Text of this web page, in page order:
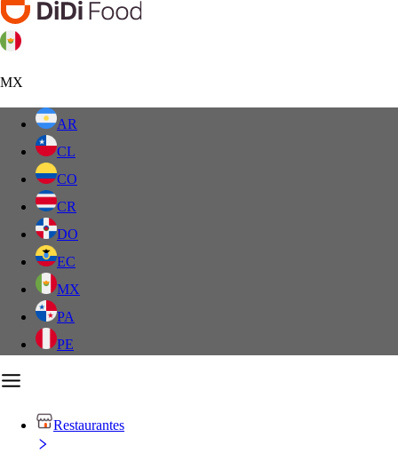
MX
AR
CL
CO
CR
DO
EC
MX
PA
PE
Restaurantes